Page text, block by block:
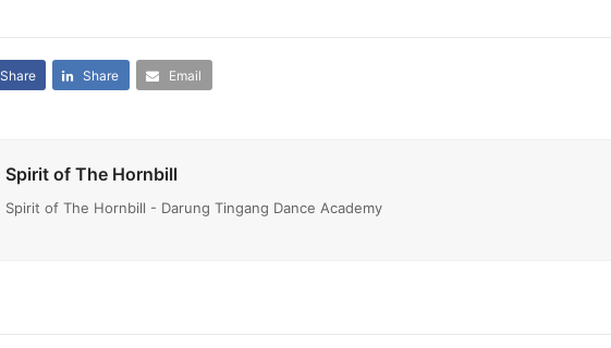
Share Share Email
Spirit of The Hornbill
Spirit of The Hornbill - Darung Tingang Dance Academy